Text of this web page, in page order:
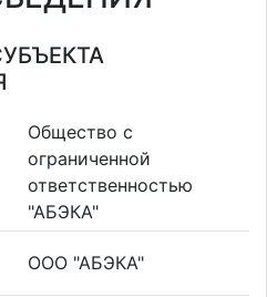
Общество с
ограниченной
ответственностью
"АБЭКА"
ООО "АБЭКА"